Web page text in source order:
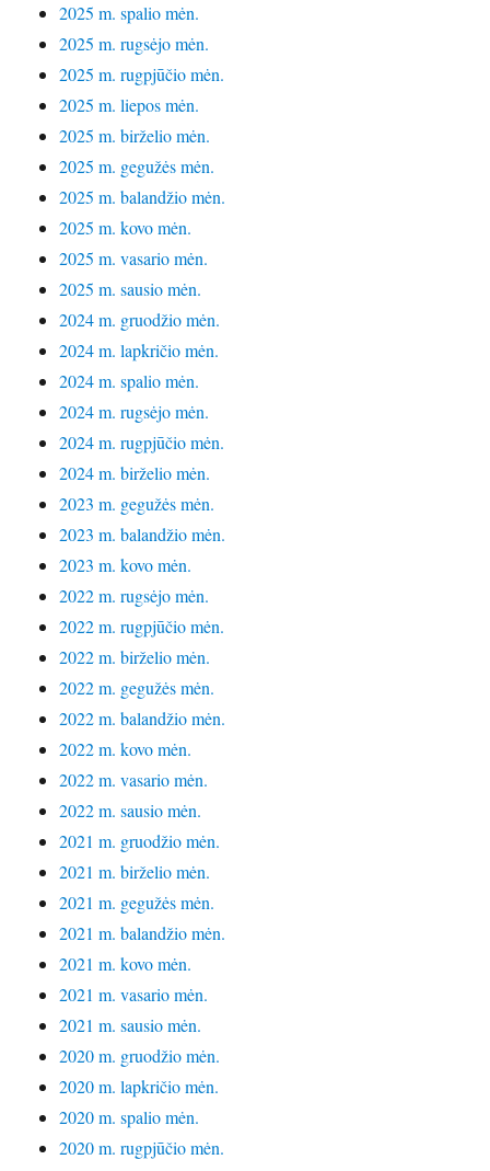
2025 m. spalio mėn.
2025 m. rugsėjo mėn.
2025 m. rugpjūčio mėn.
2025 m. liepos mėn.
2025 m. birželio mėn.
2025 m. gegužės mėn.
2025 m. balandžio mėn.
2025 m. kovo mėn.
2025 m. vasario mėn.
2025 m. sausio mėn.
2024 m. gruodžio mėn.
2024 m. lapkričio mėn.
2024 m. spalio mėn.
2024 m. rugsėjo mėn.
2024 m. rugpjūčio mėn.
2024 m. birželio mėn.
2023 m. gegužės mėn.
2023 m. balandžio mėn.
2023 m. kovo mėn.
2022 m. rugsėjo mėn.
2022 m. rugpjūčio mėn.
2022 m. birželio mėn.
2022 m. gegužės mėn.
2022 m. balandžio mėn.
2022 m. kovo mėn.
2022 m. vasario mėn.
2022 m. sausio mėn.
2021 m. gruodžio mėn.
2021 m. birželio mėn.
2021 m. gegužės mėn.
2021 m. balandžio mėn.
2021 m. kovo mėn.
2021 m. vasario mėn.
2021 m. sausio mėn.
2020 m. gruodžio mėn.
2020 m. lapkričio mėn.
2020 m. spalio mėn.
2020 m. rugpjūčio mėn.